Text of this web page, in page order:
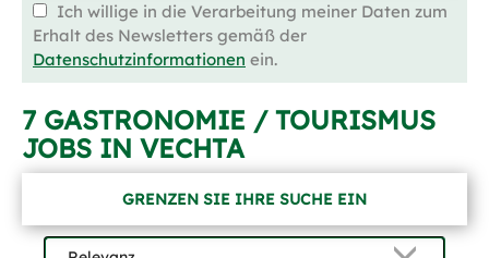
Ich willige in die Verarbeitung meiner Daten zum
Erhalt des Newsletters gemäß der
Datenschutzinformationen ein.
7 GASTRONOMIE / TOURISMUS
JOBS IN VECHTA
GRENZEN SIE IHRE SUCHE EIN